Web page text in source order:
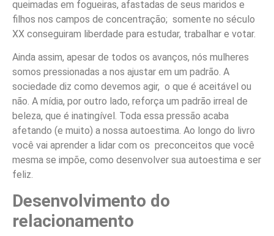
queimadas em fogueiras, afastadas de seus maridos e
filhos nos campos de concentração; somente no século
XX conseguiram liberdade para estudar, trabalhar e votar.
Ainda assim, apesar de todos os avanços, nós mulheres
somos pressionadas a nos ajustar em um padrão. A
sociedade diz como devemos agir, o que é aceitável ou
não. A mídia, por outro lado, reforça um padrão irreal de
beleza, que é inatingível. Toda essa pressão acaba
afetando (e muito) a nossa autoestima. Ao longo do livro
você vai aprender a lidar com os preconceitos que você
mesma se impõe, como desenvolver sua autoestima e ser
feliz.
Desenvolvimento do
relacionamento